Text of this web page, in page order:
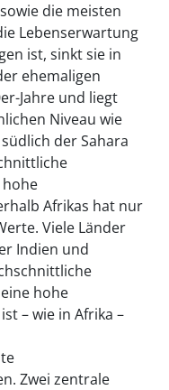
die meisten
Lebenserwartung
ist, sinkt sie in
ehemaligen
Jahre und liegt
Niveau wie
der Sahara
hohe
Afrikas hat nur
Viele Länder
Indien und
hohe
– wie in Afrika –
Zwei zentrale